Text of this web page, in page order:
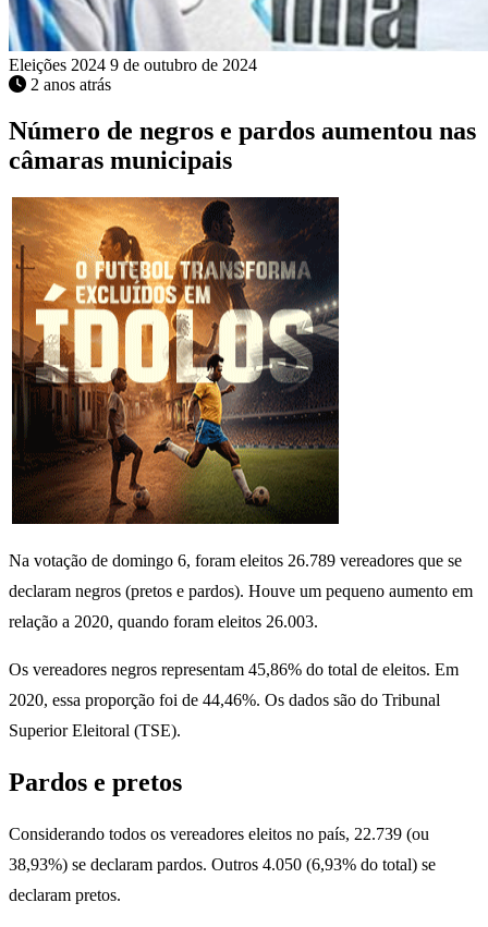
Eleições 2024 9 de outubro de 2024
2 anos atrás
Número de negros e pardos aumentou nas
câmaras municipais
Na votação de domingo 6, foram eleitos 26.789 vereadores que se
declaram negros (pretos e pardos). Houve um pequeno aumento em
relação a 2020, quando foram eleitos 26.003.
Os vereadores negros representam 45,86% do total de eleitos. Em
2020, essa proporção foi de 44,46%. Os dados são do Tribunal
Superior Eleitoral (TSE).
Pardos e pretos
Considerando todos os vereadores eleitos no país, 22.739 (ou
38,93%) se declaram pardos. Outros 4.050 (6,93% do total) se
declaram pretos.